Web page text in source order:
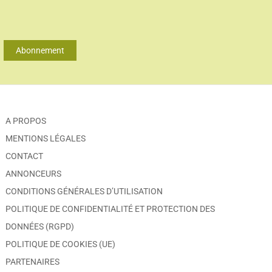
Abonnement
A PROPOS
MENTIONS LÉGALES
CONTACT
ANNONCEURS
CONDITIONS GÉNÉRALES D’UTILISATION
POLITIQUE DE CONFIDENTIALITÉ ET PROTECTION DES
DONNÉES (RGPD)
POLITIQUE DE COOKIES (UE)
PARTENAIRES